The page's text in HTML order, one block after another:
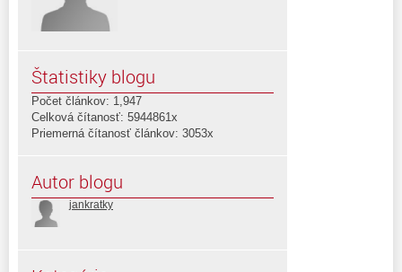
Štatistiky blogu
Počet článkov: 1,947
Celková čítanosť: 5944861x
Priemerná čítanosť článkov: 3053x
Autor blogu
jankratky